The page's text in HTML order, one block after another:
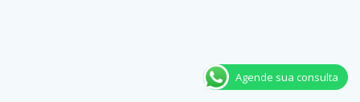
Agende sua consulta